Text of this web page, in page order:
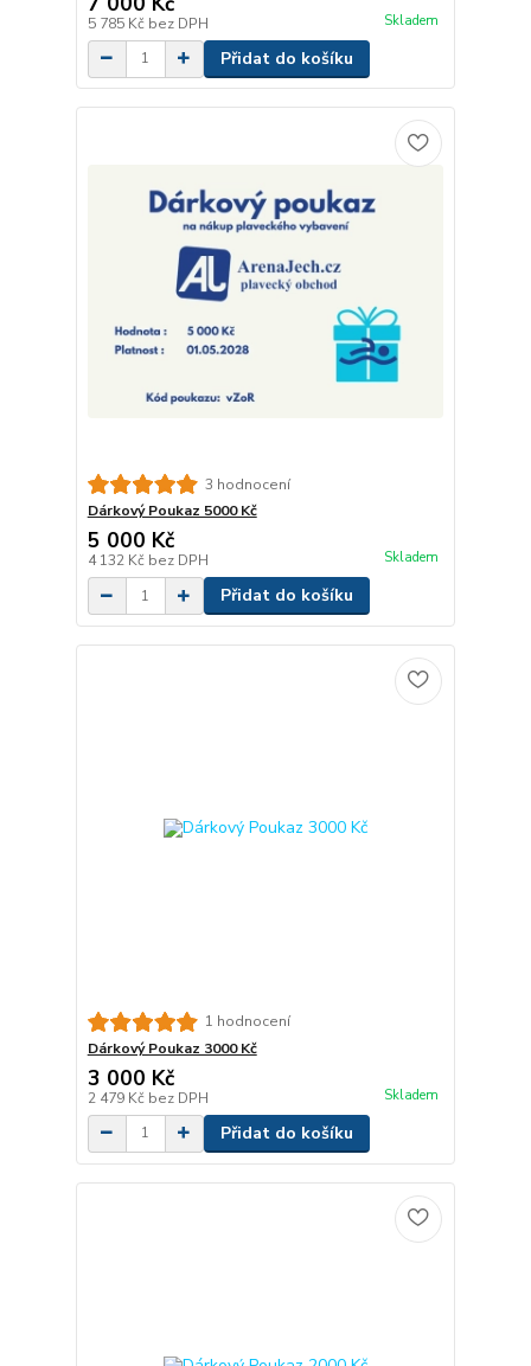
5 785 Kč bez DPH Skladem
Přidat do košíku
3 hodnocení
Dárkový Poukaz 5000 Kč
5 000 Kč
4 132 Kč bez DPH Skladem
Přidat do košíku
1 hodnocení
Dárkový Poukaz 3000 Kč
3 000 Kč
2 479 Kč bez DPH Skladem
Přidat do košíku